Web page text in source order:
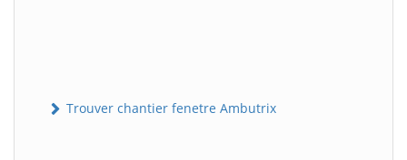
Trouver chantier fenetre Ambutrix